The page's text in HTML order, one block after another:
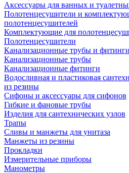
Аксессуары для ванных и
Полотенцесушители и
полотенцесушителей
Комплектующие для
Полотенцесушители
Канализационные трубы и фитинги
Канализационные трубы
Канализационные фитинги
Водосливная и пластиковая
из резины
Сифоны и аксессуары для сифонов
Гибкие и фановые трубы
Изделия для сантехнических узлов
Трапы
Сливы и манжеты для унитаза
Манжеты из резины
Прокладки
Измерительные приборы
Манометры